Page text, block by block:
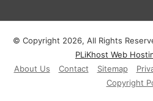
© Copyright 2026, All Rights
PLiKhost Web
About Us
Contact Sitemap
Copyright